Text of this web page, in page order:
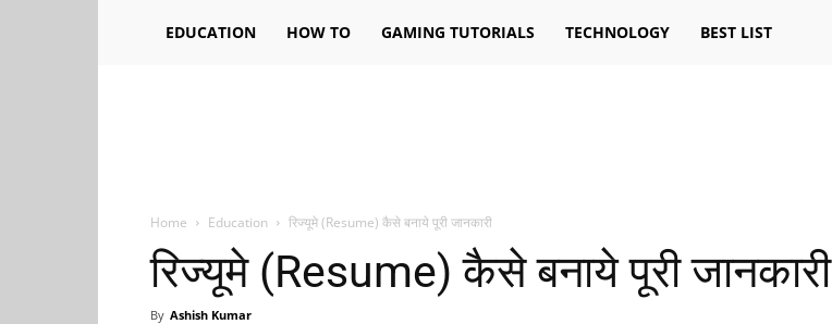
EDUCATION HOW TO GAMING TUTORIALS TECHNOLOGY BEST LIST
Home Education रिज्यूमे (Resume) कैसे बनाये पूरी जानकारी
रिज्यूमे (Resume) कैसे बनाये पूरी जानकारी
By Ashish Kumar